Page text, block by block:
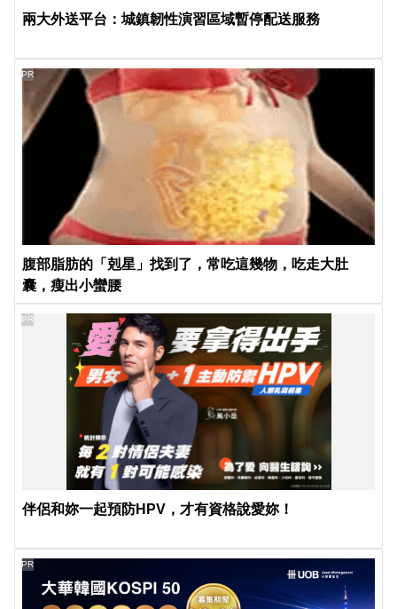
兩大外送平台：城鎮韌性演習區域暫停配送服務
腹部脂肪的「剋星」找到了，常吃這幾物，吃走大肚
囊，瘦出小蠻腰
PR
伴侶和妳一起預防HPV，才有資格說愛妳！
PR
PR